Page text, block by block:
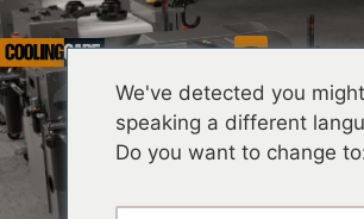
Dienst
We've detected you
speaking a different
Do you want to change